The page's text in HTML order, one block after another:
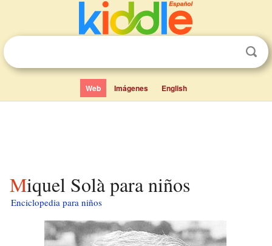
Web Imágenes English
Miquel Solà para niños
Enciclopedia para niños